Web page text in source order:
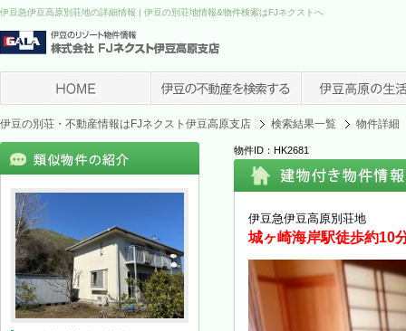
伊豆急伊豆高原別荘地の詳細情報 | 伊豆の別荘地情報&物件検索はFJネクストへ
伊豆の別荘・不動産情報はFJネクスト伊豆高原支店 検索結果一覧 物件詳細
物件ID：HK2681
伊豆急伊豆高原別荘地
城ヶ崎海岸駅徒歩約10